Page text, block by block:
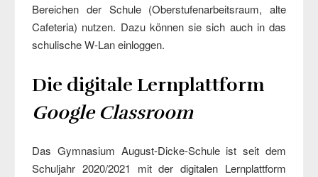
Bereichen der Schule (Oberstufenarbeitsraum, alte
Cafeteria) nutzen. Dazu können sie sich auch in das
schulische W-Lan einloggen.
Die digitale Lernplattform
Google Classroom
Das Gymnasium August-Dicke-Schule ist seit dem
Schuljahr 2020/2021 mit der digitalen Lernplattform